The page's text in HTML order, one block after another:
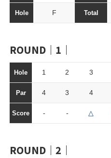
Hole F Total
ROUND｜1｜
Hole 1 2 3
Par 4 3 4
Score - - △
ROUND｜2｜